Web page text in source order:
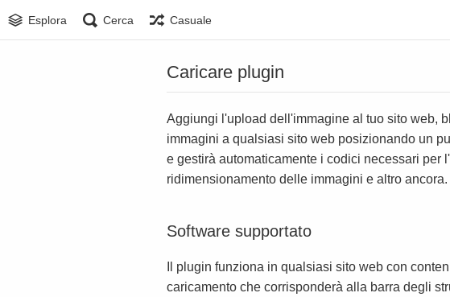
Esplora Cerca Casuale
Caricare plugin
Aggiungi l'upload dell'immagine al tuo sito web,
immagini a qualsiasi sito web posizionando un
e gestirà automaticamente i codici necessari per
ridimensionamento delle immagini e altro ancora.
Software supportato
Il plugin funziona in qualsiasi sito web con
caricamento che corrisponderà alla barra degli